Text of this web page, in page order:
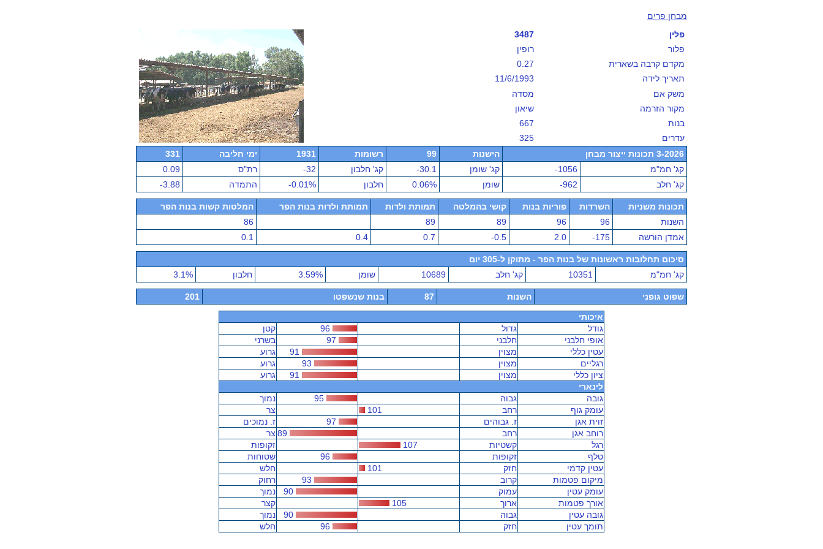
מבחן פרים
פלין
3487
פלור
רופין
מקדם קרבה בשארית
0.27
תאריך לידה
11/6/1993
משק אם
מסדה
מקור הזרמה
שיאון
בנות
667
עדרים
325
3-2026 תכונות ייצור מבחן
הישנות 99 רשומות 1931 ימי חליבה
331
קג' חמ"מ
-1056 קג' שומן -30.1 קג' חלבון -32 רת"ס
0.09
קג' חלב
-962 שומן 0.06% חלבון -0.01% התמדה -3.88
תכונות משניות השרדות פוריות בנות קושי בהמלטה תמותת ולדות תמותת ולדות בנות הפר
המלטות קשות בנות הפר
השנות
96
96
89
89
86
אמדן הורשה
-175
2.0
-0.5
0.7
0.4
0.1
סיכום תחלובות ראשונות של בנות הפר - מתוקן ל-305 יום
קג' חמ"מ
10351 קג' חלב 10689 שומן 3.59% חלבון 3.1%
שפוט גופני השנות 87 בנות שנשפטו 201
איכותי
גודל
גדול
קטן
אופי חלבני
חלבני
בשרני
עטין כללי
מצוין
גרוע
רגליים
מצוין
גרוע
ציון כללי
מצוין
גרוע
לינארי
גובה
גבוה
נמוך
עומק גוף
רחב 101
צר
זוית אגן
ז. גבוהים
ז. נמוכים
רוחב אגן
רחב
צר
רגל
קשטיות 107
זקופות
טלף
זקופות
שטוחות
עטין קדמי
חזק 101
חלש
מיקום פטמות
קרוב
רחוק
עומק עטין
עמוק
נמוך
אורך פטמות
ארוך 105
קצר
גובה עטין
גבוה
נמוך
תומך עטין
חזק חלש